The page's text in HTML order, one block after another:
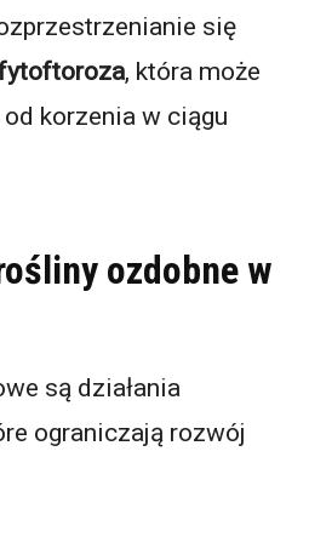
się
, która może
korzenia w ciągu
ozdobne w
są działania
ograniczają rozwój